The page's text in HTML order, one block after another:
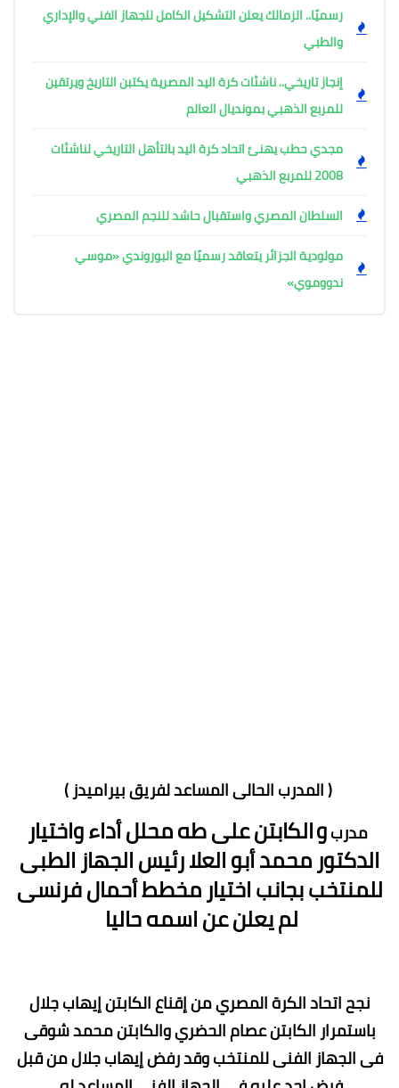
رسميًا.. الزمالك يعلن التشكيل الكامل للجهاز الفني والإداري
والطبي
إنجاز تاريخي.. ناشئات كرة اليد المصرية يكتبن التاريخ ويرتقين
للمربع الذهبي بمونديال العالم
مجدي حطب يهنئ اتحاد كرة اليد بالتأهل التاريخي لناشئات
2008 للمربع الذهبي
السلطان المصري واستقبال حاشد للنجم المصري
مولودية الجزائر يتعاقد رسميًا مع البوروندي «موسي
ندووموي»
( المدرب الحالى المساعد لفريق بيراميدز )
مدربوالكابتن على طه محلل أداء واختيار
الدكتور محمد أبو العلا رئيس الجهاز الطبى
للمنتخب بجانب اختيار مخطط أحمال فرنسى
لم يعلن عن اسمه حاليا
نجح اتحاد الكرة المصري من إقناع الكابتن إيهاب جلال
باستمرار الكابتن عصام الحضري والكابتن محمد شوقى
فى الجهاز الفنى للمنتخب وقد رفض إيهاب جلال من قبل